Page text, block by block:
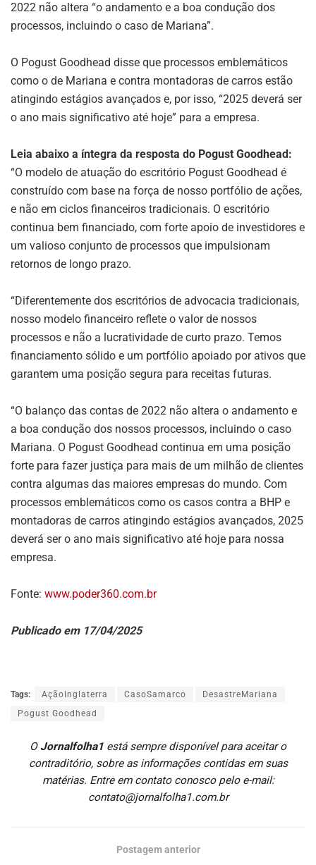
2022 não altera “o andamento e a boa condução dos
processos, incluindo o caso de Mariana”.
O Pogust Goodhead disse que processos emblemáticos
como o de Mariana e contra montadoras de carros estão
atingindo estágios avançados e, por isso, “2025 deverá ser
o ano mais significativo até hoje” para a empresa.
Leia abaixo a íntegra da resposta do Pogust Goodhead:
“O modelo de atuação do escritório Pogust Goodhead é
construído com base na força de nosso portfólio de ações,
e não em ciclos financeiros tradicionais. O escritório
continua bem financiado, com forte apoio de investidores e
um valioso conjunto de processos que impulsionam
retornos de longo prazo.
“Diferentemente dos escritórios de advocacia tradicionais,
nosso modelo financeiro reflete o valor de nossos
processos e não a lucratividade de curto prazo. Temos
financiamento sólido e um portfólio apoiado por ativos que
garantem uma posição segura para receitas futuras.
“O balanço das contas de 2022 não altera o andamento e
a boa condução dos nossos processos, incluindo o caso
Mariana. O Pogust Goodhead continua em uma posição
forte para fazer justiça para mais de um milhão de clientes
contra algumas das maiores empresas do mundo. Com
processos emblemáticos como os casos contra a BHP e
montadoras de carros atingindo estágios avançados, 2025
deverá ser o ano mais significativo até hoje para nossa
empresa.
Fonte: www.poder360.com.br
Publicado em 17/04/2025
Tags: AçãoInglaterra CasoSamarco
DesastreMariana
Pogust Goodhead
O Jornalfolha1 está sempre disponível para aceitar o
contraditório, sobre as informações contidas em suas
matérias. Entre em contato conosco pelo e-mail:
contato@jornalfolha1.com.br
Postagem anterior